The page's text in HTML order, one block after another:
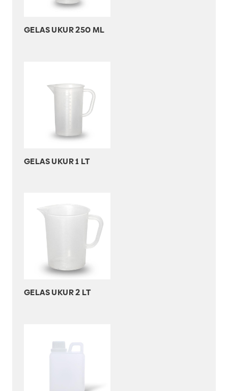
GELAS UKUR 250 ML
GELAS UKUR 1 LT
GELAS UKUR 2 LT